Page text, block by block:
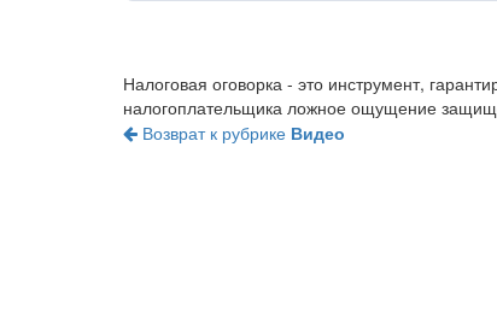
Налоговая оговорка - это инструмент,
налогоплательщика ложное ощущение
Возврат к рубрике Видео